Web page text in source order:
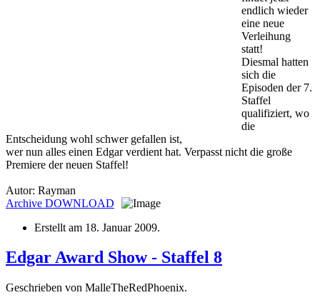
endlich wieder
eine neue
Verleihung
statt!
Diesmal hatten
sich die
Episoden der 7.
Staffel
qualifiziert, wo
die
Entscheidung wohl schwer gefallen ist,
wer nun alles einen Edgar verdient hat. Verpasst nicht die große
Premiere der neuen Staffel!
Autor: Rayman
Archive DOWNLOAD
Erstellt am 18. Januar 2009.
Edgar Award Show - Staffel 8
Geschrieben von MalleTheRedPhoenix.